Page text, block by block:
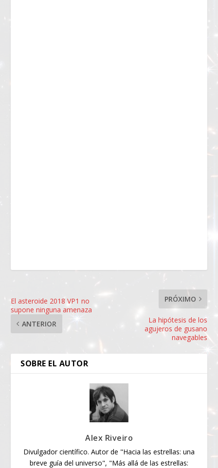
El asteroide 2018 VP1 no
supone ninguna amenaza
ANTERIOR
PRÓXIMO
La hipótesis de los
agujeros de gusano
navegables
SOBRE EL AUTOR
Alex Riveiro
Divulgador científico. Autor de "Hacia las estrellas: una
breve guía del universo", "Más allá de las estrellas: